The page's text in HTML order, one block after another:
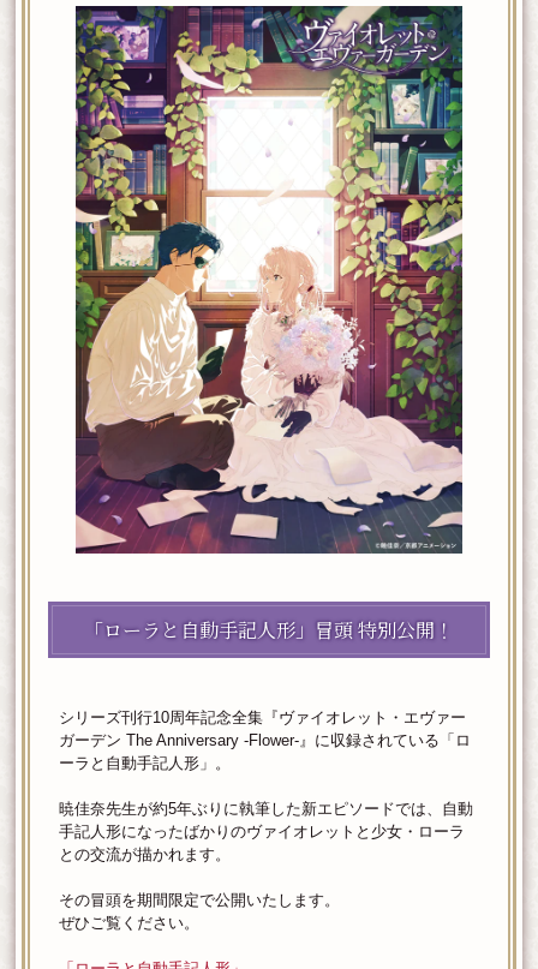
「ローラと自動手記人形」冒頭 特別公開！
シリーズ刊行10周年記念全集『ヴァイオレット・エヴァー
ガーデン The Anniversary -Flower-』に収録されている「ロ
ーラと自動手記人形」。
暁佳奈先生が約5年ぶりに執筆した新エピソードでは、自動
手記人形になったばかりのヴァイオレットと少女・ローラ
との交流が描かれます。
その冒頭を期間限定で公開いたします。
ぜひご覧ください。